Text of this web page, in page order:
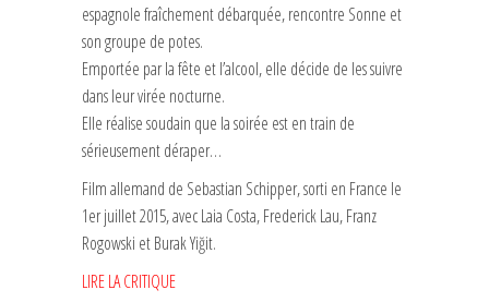
espagnole fraîchement débarquée, rencontre Sonne et
son groupe de potes.
Emportée par la fête et l’alcool, elle décide de les suivre
dans leur virée nocturne.
Elle réalise soudain que la soirée est en train de
sérieusement déraper…
Film allemand de Sebastian Schipper, sorti en France le
1er juillet 2015, avec Laia Costa, Frederick Lau, Franz
Rogowski et Burak Yiğit.
LIRE LA CRITIQUE